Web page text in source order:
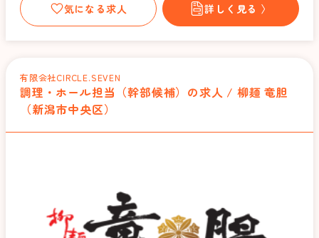
気になる求人 詳しく見る 〉
有限会社CIRCLE.SEVEN
調理・ホール担当（幹部候補）の求人 / 柳麺 竜胆
（新潟市中央区）